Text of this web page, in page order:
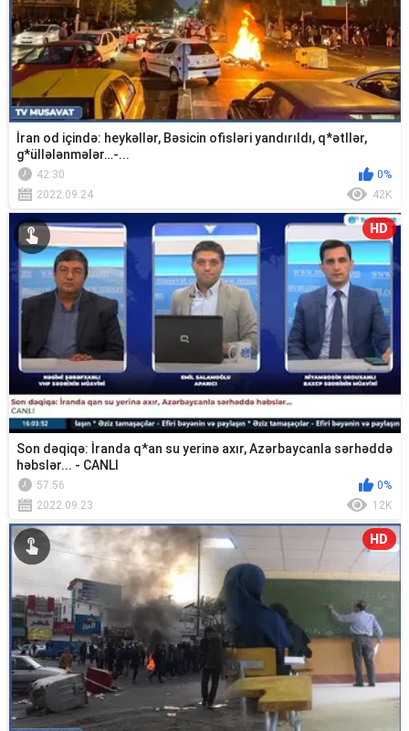
İran od içində: heykəllər, Bəsicin ofisləri yandırıldı, q*ətllər,
g*üllələnmələr…-...
42:30
0%
2022.09.24
42K
HD
Son dəqiqə: İranda q*an su yerinə axır, Azərbaycanla sərhəddə
həbslər... - CANLI
57:56
0%
2022.09.23
12K
HD